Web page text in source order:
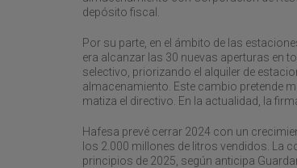
depósito fiscal.
Por su parte, en el ámbito de las
era alcanzar las 30 nuevas aperturas en
selectivo, priorizando el alquiler de
almacenamiento. Este cambio pretende
matiza el directivo. En la actualidad, la
Hafesa prevé cerrar 2024 con un
los 2.000 millones de litros vendidos. La
principios de 2025, según anticipa